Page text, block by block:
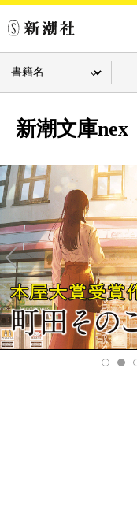
新潮文庫nex
Pre
v